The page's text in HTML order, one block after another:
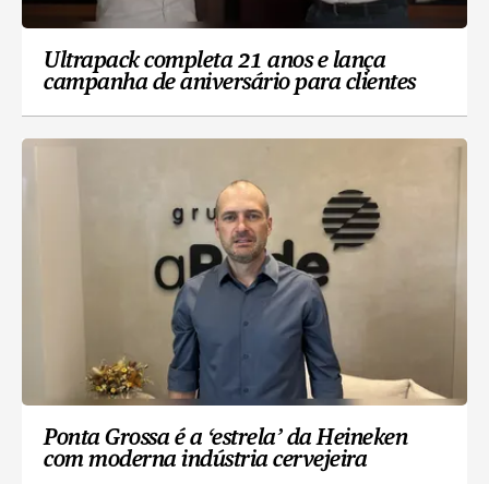
Ultrapack completa 21 anos e lança
campanha de aniversário para clientes
Ponta Grossa é a ‘estrela’ da Heineken
com moderna indústria cervejeira